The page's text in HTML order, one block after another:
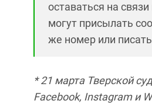
оставаться на связи
могут присылать
же номер или
* 21 марта Тверской
Facebook, Instagram и